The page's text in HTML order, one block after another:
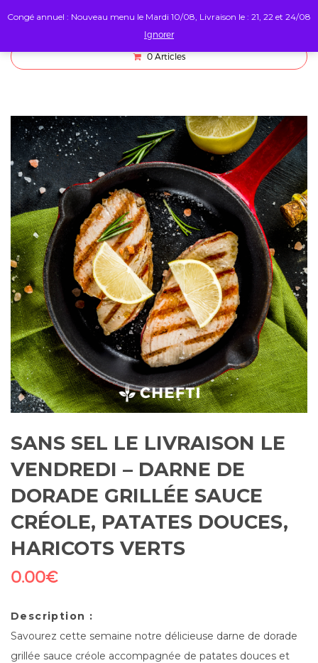
0 Articles
SANS SEL LE LIVRAISON LE
VENDREDI – DARNE DE
DORADE GRILLÉE SAUCE
CRÉOLE, PATATES DOUCES,
HARICOTS VERTS
0.00€
Description :
Savourez cette semaine notre délicieuse darne de dorade
grillée sauce créole accompagnée de patates douces et
Congé annuel : Nouveau menu le Mardi 10/08, Livraison le : 21, 22 et 24/08
Ignorer